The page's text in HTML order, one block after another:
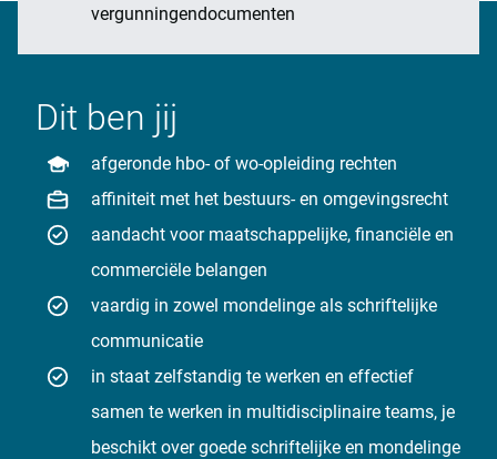
vergunningendocumenten
Dit ben jij
afgeronde hbo- of wo-opleiding rechten
affiniteit met het bestuurs- en omgevingsrecht
aandacht voor maatschappelijke, financiële en
commerciële belangen
vaardig in zowel mondelinge als schriftelijke
communicatie
in staat zelfstandig te werken en effectief
samen te werken in multidisciplinaire teams, je
beschikt over goede schriftelijke en mondelinge